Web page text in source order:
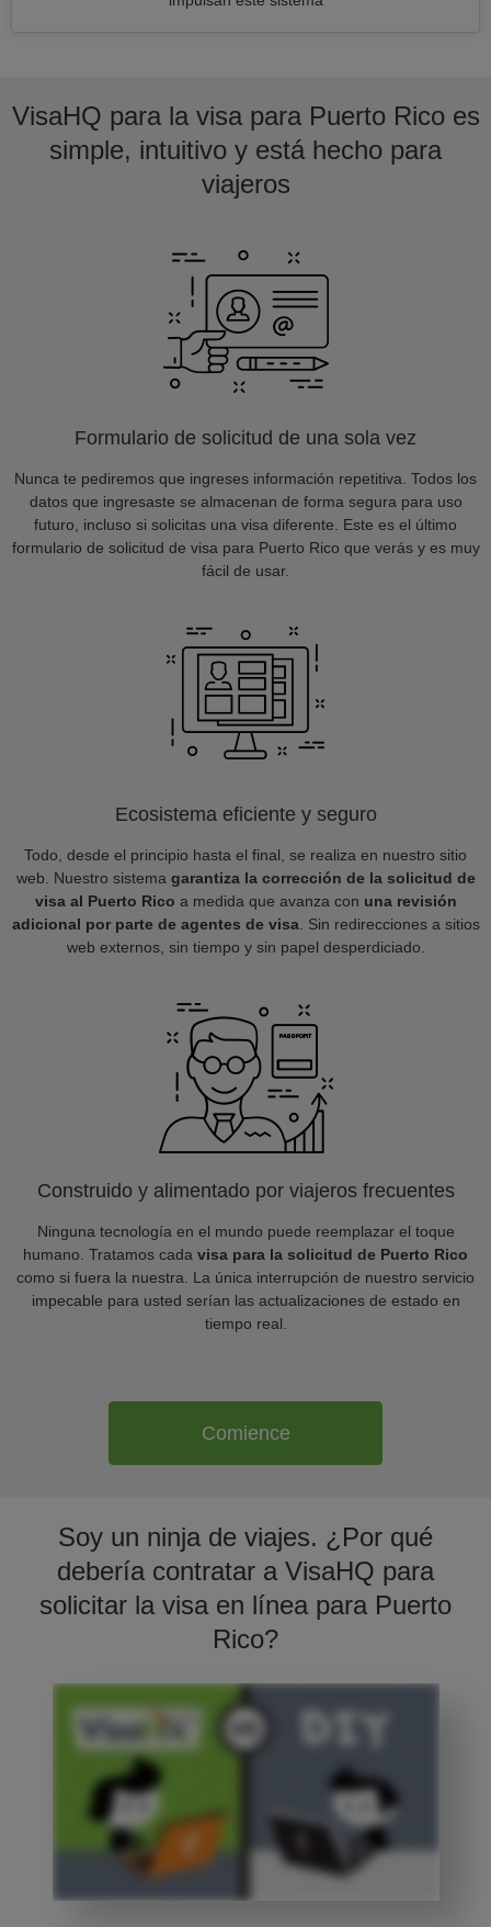
VisaHQ para la visa para Puerto Rico es
simple, intuitivo y está hecho para
viajeros
Formulario de solicitud de una sola vez
Nunca te pediremos que ingreses información repetitiva. Todos los
datos que ingresaste se almacenan de forma segura para uso
futuro, incluso si solicitas una visa diferente. Este es el último
formulario de solicitud de visa para Puerto Rico que verás y es muy
fácil de usar.
Ecosistema eficiente y seguro
Todo, desde el principio hasta el final, se realiza en nuestro sitio
web. Nuestro sistema garantiza la corrección de la solicitud de
visa al Puerto Rico a medida que avanza con una revisión
adicional por parte de agentes de visa. Sin redirecciones a sitios
web externos, sin tiempo y sin papel desperdiciado.
Construido y alimentado por viajeros frecuentes
Ninguna tecnología en el mundo puede reemplazar el toque
humano. Tratamos cada visa para la solicitud de Puerto Rico
como si fuera la nuestra. La única interrupción de nuestro servicio
impecable para usted serían las actualizaciones de estado en
tiempo real.
Comience
Soy un ninja de viajes. ¿Por qué
debería contratar a VisaHQ para
solicitar la visa en línea para Puerto
Rico?